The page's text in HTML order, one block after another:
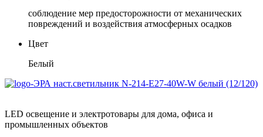
соблюдение мер предосторожности от механических
повреждений и воздействия атмосферных осадков
Цвет
Белый
LED освещение и электротовары для дома, офиса и
промышленных объектов